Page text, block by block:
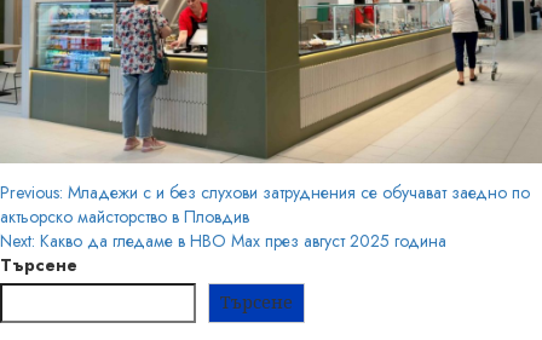
Post
navigation
Previous: Младежи с и без слухови затруднения се обучават заедно по
актьорско майсторство в Пловдив
Next: Какво да гледаме в HBO Max през август 2025 година
Търсене
Търсене